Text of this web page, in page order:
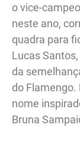
o vice-
neste ano,
quadra para
Lucas
da
do Flamengo.
nome
Bruna